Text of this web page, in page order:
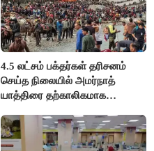
4.5 லட்சம் பக்தர்கள் தரிசனம்
செய்த நிலையில் அமர்நாத்
யாத்திரை தற்காலிகமாக